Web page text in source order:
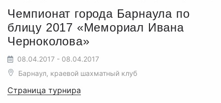
Чемпионат города Барнаула по
блицу 2017 «Мемориал Ивана
Черноколова»
08.04.2017 - 08.04.2017
Барнаул, краевой шахматный клуб
Страница турнира